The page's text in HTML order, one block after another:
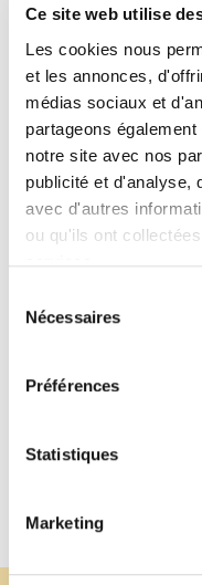
Ce site web utilise
Les cookies nous
et les annonces,
médias sociaux et
partageons
notre site avec nos
publicité et d'analyse,
avec d'autres
ou qu'ils ont
Nécessaires
Préférences
Statistiques
Marketing
Matteo
Centre de
Laurent-du-Var
0493319031